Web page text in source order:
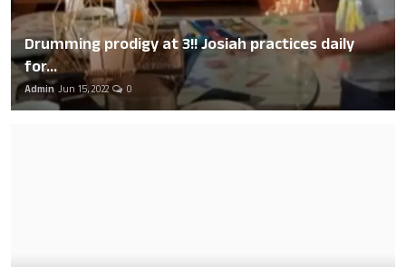
Drumming prodigy at 3!! Josiah practices daily
for...
Admin Jun 15, 2022 0